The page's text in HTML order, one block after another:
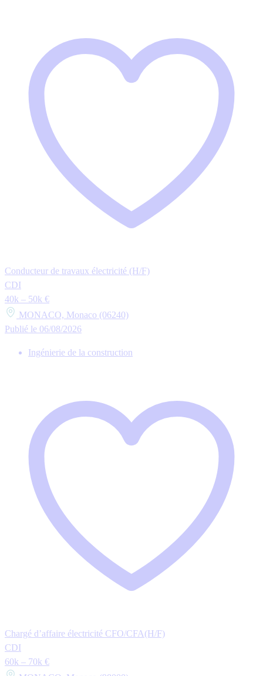
Conducteur de travaux électricité (H/F)
CDI
40k – 50k €
MONACO, Monaco (06240)
Publié le 06/08/2026
Ingénierie de la construction
Chargé d’affaire électricité CFO/CFA(H/F)
CDI
60k – 70k €